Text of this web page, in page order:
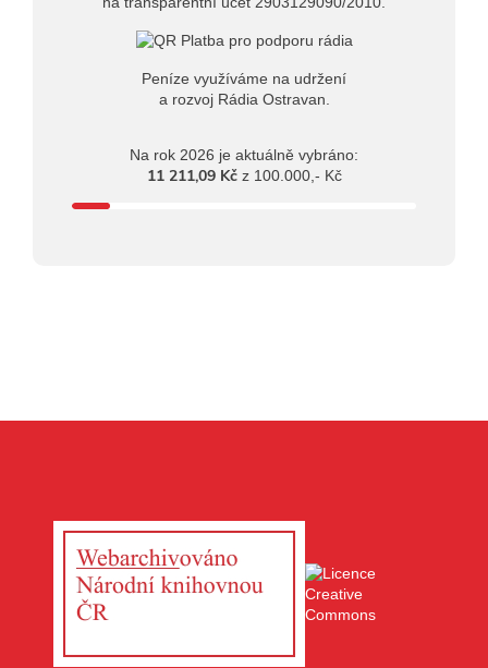
Peníze využíváme na udržení
a rozvoj Rádia Ostravan.
Na rok 2026 je aktuálně vybráno:
11 211,09 Kčz 100.000,- Kč